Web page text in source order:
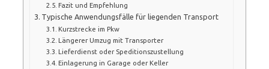
Fazit und Empfehlung
Typische Anwendungsfälle für liegenden Transport
Kurzstrecke im Pkw
Längerer Umzug mit Transporter
Lieferdienst oder Speditionszustellung
Einlagerung in Garage oder Keller